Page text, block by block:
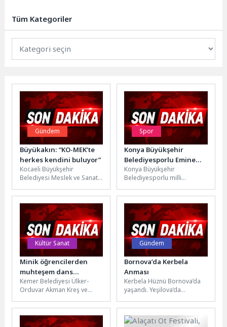
Tüm Kategoriler
Gündem
Büyükakın: “KO-MEK’te
herkes kendini buluyor”
Kocaeli Büyükşehir
Belediyesi Meslek ve Sanat
sergilerinde son durak
Derince oldu. Katılımın...
Spor
Konya Büyükşehir
Belediyesporlu Emine
Rana Adıgüzel Avrupa
Üçüncüsü Oldu
Konya Büyükşehir
Belediyesporlu milli
Adıgüzel, Bosna Hersek'te
düzenlenen Avrupa Kulüpler
Tekvando
Şampiyonası'nda...
Kültür Sanat
Minik öğrencilerden
muhteşem dans
gösterisi
Kemer Belediyesi Ülker-
Orduvar Akman Kreş ve
öğrencileri, Dans
Festivali'nde öğretmenleri
eşliğinde hazırladığı dans...
Gündem
Bornova’da Kerbela
Anması
Kerbela Hüznü Bornova’da
yaşandı. Yeşilova’da
ve Kerbela Şehitlerini Anma
Programı’nda 1387 yıldır
dinmeyen...